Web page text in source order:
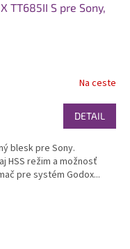
TT685II S pre Sony,
Na ceste
DETAIL
blesk pre Sony.
HSS režim a možnosť
pre systém Godox...